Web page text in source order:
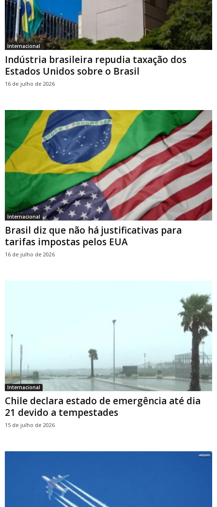
Internacional
Indústria brasileira repudia taxação dos
Estados Unidos sobre o Brasil
16 de julho de 2026
Internacional
Brasil diz que não há justificativas para
tarifas impostas pelos EUA
16 de julho de 2026
Internacional
Chile declara estado de emergência até dia
21 devido a tempestades
15 de julho de 2026